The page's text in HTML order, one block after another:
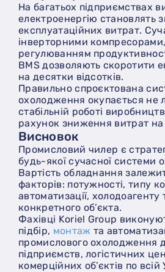
На багатьох підприємствах
електроенергію становлять
експлуатаційних витрат.
інверторними
регулюванням
BMS дозволяють скоротити
на десятки відсотків.
Правильно спроєктована
охолодження окупається не
стабільній роботі
рахунок зниження витрат на
Висновок
Промисловий чилер є
будь-якої сучасної системи
Вартість обладнання
факторів: потужності, типу
автоматизації, холодоагенту
конкретного об’єкта.
Фахівці Koriel Group
підбір, монтаж та
промислового охолодження
підприємств, логістичних
комерційних об’єктів по всій